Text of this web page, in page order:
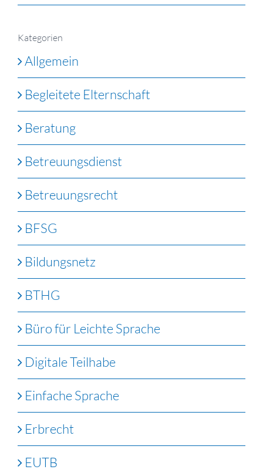
Kategorien
Allgemein
Begleitete Elternschaft
Beratung
Betreuungsdienst
Betreuungsrecht
BFSG
Bildungsnetz
BTHG
Büro für Leichte Sprache
Digitale Teilhabe
Einfache Sprache
Erbrecht
EUTB